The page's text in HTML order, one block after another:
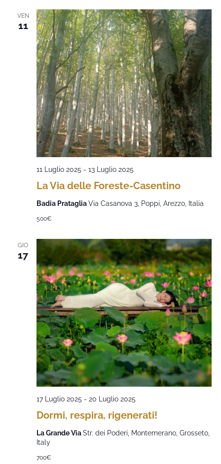
VEN
11
La Via delle Foreste-Casentino
11 Luglio 2025 - 13 Luglio 2025
Badia PratagliaVia Casanova 3, Poppi, Arezzo, Italia
500€
GIO
17
Dormi, respira, rigenerati!
17 Luglio 2025 - 20 Luglio 2025
La Grande ViaStr. dei Poderi, Montemerano, Grosseto,
Italy
700€